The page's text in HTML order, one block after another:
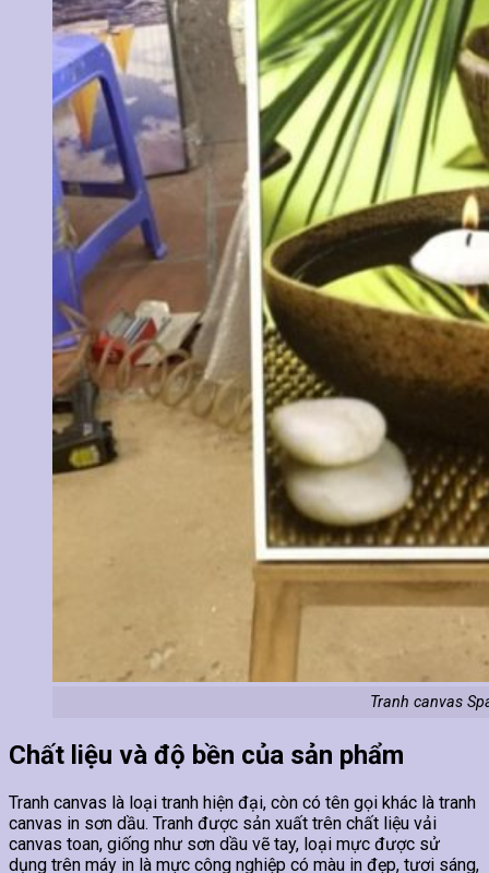
Tranh canvas
Chất liệu và độ bền của sản phẩm
Tranh canvas là loại tranh hiện đại, còn có tên gọi khác là tranh
canvas in sơn dầu. Tranh được sản xuất trên chất liệu vải
canvas toan, giống như sơn dầu vẽ tay, loại mực được sử
dụng trên máy in là mực công nghiệp có màu in đẹp, tươi sáng,